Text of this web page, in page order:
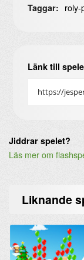
Taggar: roly-
Länk till
Jiddrar spelet?
Läs mer om
Liknande